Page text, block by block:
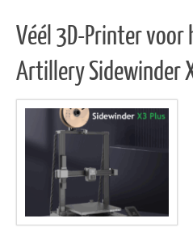
Véél 3D-Printer voor
Artillery Sidewinder